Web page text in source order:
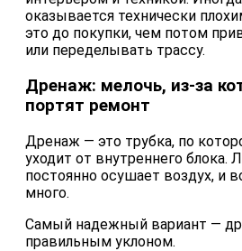
оказывается технически
это до покупки, чем потом
или переделывать трассу.
Дренаж: мелочь, из-за
портят ремонт
Дренаж — это трубка, по
уходит от внутреннего блока.
постоянно осушает воздух, и
много.
Самый надежный вариант —
правильным уклоном.